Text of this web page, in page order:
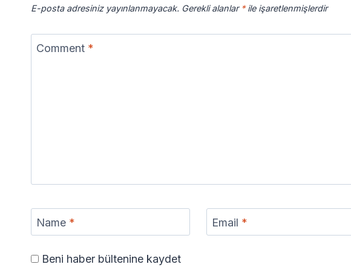
E-posta adresiniz yayınlanmayacak. Gerekli alanlar *ile işaretlenmişlerdir
Comment *
Name * Email *
Beni haber bültenine kaydet